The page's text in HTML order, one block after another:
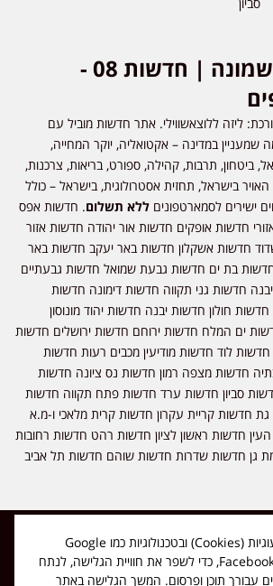
חדשות אפס שמונה | חדשות 08 -
ליזה ללוצאשווילי. אתר חדשות מוביל עם
שמעניין במדינה – אקטואליה, יוקר המחייה,
ביטחון, תרבות, קהילה, ספורט, בריאות, צרכנות,
האויר בישראל, תחזית אסטרולוגית, בישראל – כולל
ישירים לסמארטפונים ללא תשלום. חדשות אפס
חדשות אופקים חדשות אור יהודה חדשות אזור
חדשות אשקלון חדשות באר יעקב חדשות באר
בת ים חדשות גבעת שמואל חדשות גבעתיים
חדשות גני תקווה חדשות דימונה חדשות
חולון חדשות יבנה חדשות יהוד מונוסון
ים המלח חדשות ירוחם חדשות ירושלים חדשות
לוד חדשות מודיעין מכבים רעות חדשות
חדשות מצפה רמון חדשות נס ציונה חדשות
סביון חדשות ערד חדשות פתח תקווה חדשות
גת חדשות קריית עקרון חדשות קרית מלאכי ו-מ.א
חדשות ראשון לציון חדשות רהט חדשות רחובות
גן חדשות שדרות חדשות שוהם חדשות תל אביב
ללוצאשווילי - חדשות אפס שמונה - דיווחים בזמן
news08.net@gmail.com
אנחנו משתמשים בעוגיות (Cookies) ובטכנולוגיות כמו Google
Analytics ו-Facebook Pixel, כדי לשפר את חוויית הגלישה, לנתח
עבורך תוכן ופרסום. המשך הגלישה באתר